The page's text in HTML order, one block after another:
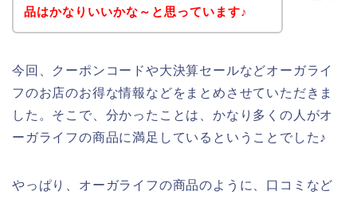
品はかなりいいかな～と思っています♪
今回、クーポンコードや大決算セールなどオーガライ
フのお店のお得な情報などをまとめさせていただきま
した。そこで、分かったことは、かなり多くの人がオ
ーガライフの商品に満足しているということでした♪
やっぱり、オーガライフの商品のように、口コミなど